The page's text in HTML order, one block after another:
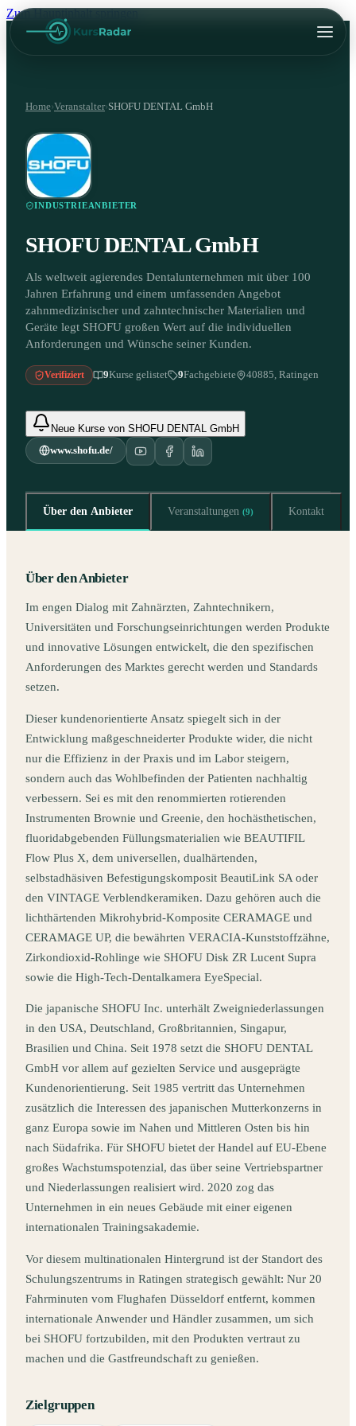
Zum Hauptinhalt springen
Home›Veranstalter›SHOFU DENTAL GmbH
INDUSTRIEANBIETER
SHOFU DENTAL GmbH
Als weltweit agierendes Dentalunternehmen mit über 100
Jahren Erfahrung und einem umfassenden Angebot
zahnmedizinischer und zahntechnischer Materialien und
Geräte legt SHOFU großen Wert auf die individuellen
Anforderungen und Wünsche seiner Kunden.
Verifiziert 9Kurse gelistet 9Fachgebiete 40885, Ratingen
Neue Kurse von SHOFU DENTAL GmbH
www.shofu.de/
Über den Anbieter Veranstaltungen (9) Kontakt
Über den Anbieter
Im engen Dialog mit Zahnärzten, Zahntechnikern,
Universitäten und Forschungseinrichtungen werden Produkte
und innovative Lösungen entwickelt, die den spezifischen
Anforderungen des Marktes gerecht werden und Standards
setzen.
Dieser kundenorientierte Ansatz spiegelt sich in der
Entwicklung maßgeschneiderter Produkte wider, die nicht
nur die Effizienz in der Praxis und im Labor steigern,
sondern auch das Wohlbefinden der Patienten nachhaltig
verbessern. Sei es mit den renommierten rotierenden
Instrumenten Brownie und Greenie, den hochästhetischen,
fluoridabgebenden Füllungsmaterialien wie BEAUTIFIL
Flow Plus X, dem universellen, dualhärtenden,
selbstadhäsiven Befestigungskomposit BeautiLink SA oder
den VINTAGE Verblendkeramiken. Dazu gehören auch die
lichthärtenden Mikrohybrid-Komposite CERAMAGE und
CERAMAGE UP, die bewährten VERACIA-Kunststoffzähne,
Zirkondioxid-Rohlinge wie SHOFU Disk ZR Lucent Supra
sowie die High-Tech-Dentalkamera EyeSpecial.
Die japanische SHOFU Inc. unterhält Zweigniederlassungen
in den USA, Deutschland, Großbritannien, Singapur,
Brasilien und China. Seit 1978 setzt die SHOFU DENTAL
GmbH vor allem auf gezielten Service und ausgeprägte
Kundenorientierung. Seit 1985 vertritt das Unternehmen
zusätzlich die Interessen des japanischen Mutterkonzerns in
ganz Europa sowie im Nahen und Mittleren Osten bis hin
nach Südafrika. Für SHOFU bietet der Handel auf EU-Ebene
großes Wachstumspotenzial, das über seine Vertriebspartner
und Niederlassungen realisiert wird. 2020 zog das
Unternehmen in ein neues Gebäude mit einer eigenen
internationalen Trainingsakademie.
Vor diesem multinationalen Hintergrund ist der Standort des
Schulungszentrums in Ratingen strategisch gewählt: Nur 20
Fahrminuten vom Flughafen Düsseldorf entfernt, kommen
internationale Anwender und Händler zusammen, um sich
bei SHOFU fortzubilden, mit den Produkten vertraut zu
machen und die Gastfreundschaft zu genießen.
Zielgruppen